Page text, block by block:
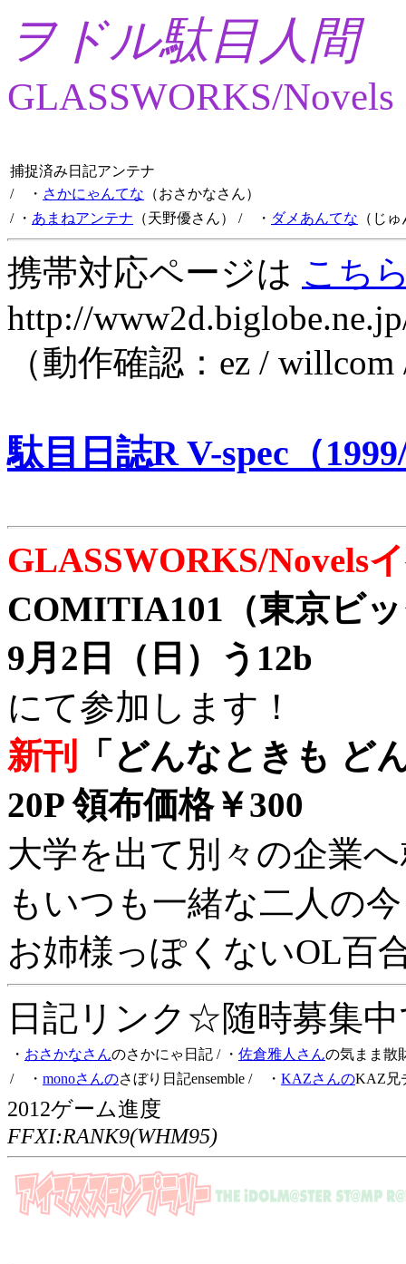
ヲドル駄目人間
GLASSWORKS/Novels
捕捉済み日記アンテナ
/ ・ さかにゃんてな （おさかなさん）
/ ・ あまねアンテナ （天野優さん） / ・ ダメあんてな （じ
携帯対応ページは こち
http://
（動作確認：ez /
駄目日誌R V-spec（
GLASSWORKS/Novels
COMITIA101（東京ビ
9月2日（日）う12b
にて参加します！
新刊
「どんなときも ど
20P 領布価格￥300
大学を出て別々の企業
もいつも一緒な二人の
お姉様っぽくないOL百
日記リンク☆随時募集
・ おさかなさんのさかにゃ日記 / ・ 佐倉雅人さんの気まま散
/ ・ monoさんのさぼり日記ensemble / ・ KAZさんのKAZ兄
2012ゲーム進度
FFXI:RANK9(WHM95)